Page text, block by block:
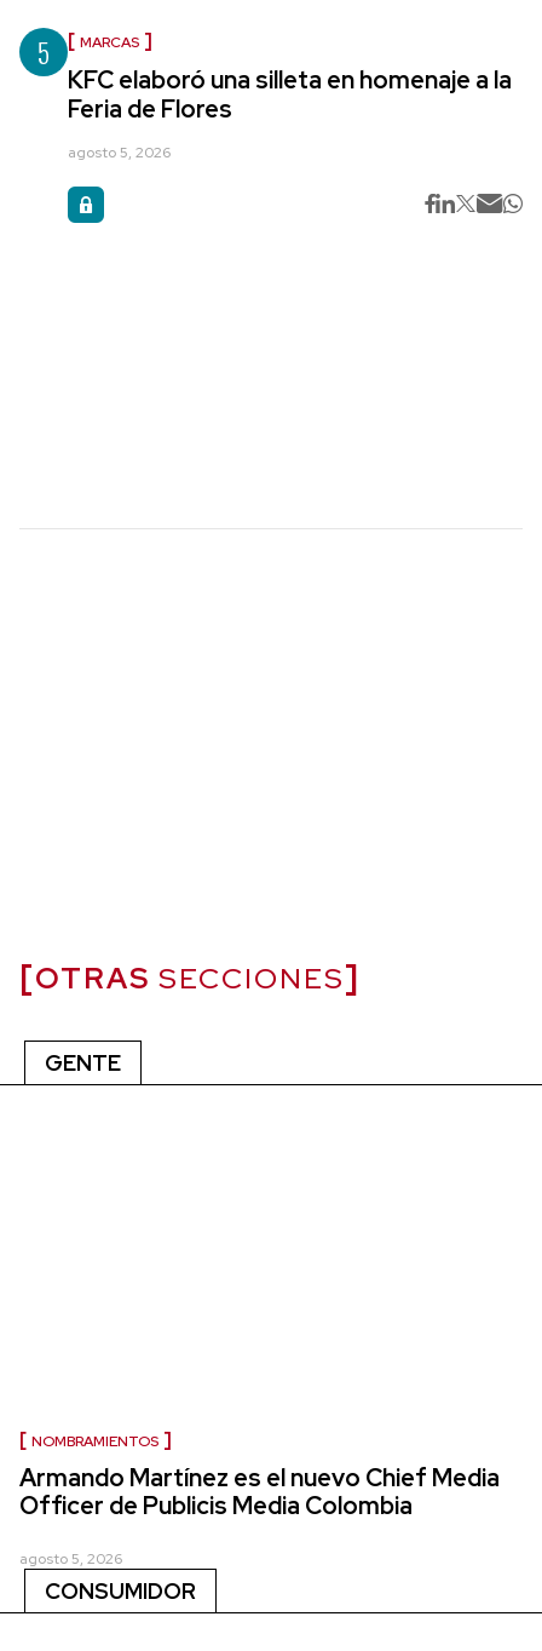
5 MARCAS
KFC elaboró una silleta en homenaje a la
Feria de Flores
agosto 5, 2026
OTRAS SECCIONES
GENTE
NOMBRAMIENTOS
Armando Martínez es el nuevo Chief Media
Officer de Publicis Media Colombia
agosto 5, 2026
CONSUMIDOR